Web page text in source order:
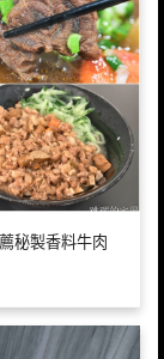
秘製香料牛肉